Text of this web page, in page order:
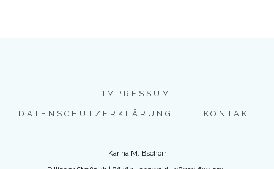
IMPRESSUM
DATENSCHUTZERKLÄRUNG KONTAKT
Karina M. Bschorr